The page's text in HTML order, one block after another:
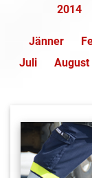
2014
Jänner
Juli
August